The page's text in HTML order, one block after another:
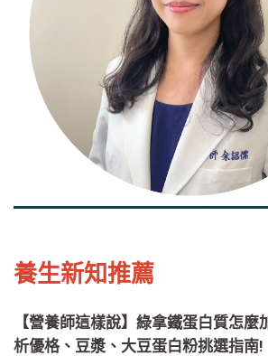
養生新知推薦
【營養師這樣說】綠拿鐵蛋白質怎麼
析優格、豆漿、大豆蛋白粉挑選指南!